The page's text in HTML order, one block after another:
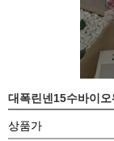
대폭린넨15수바이
상품가